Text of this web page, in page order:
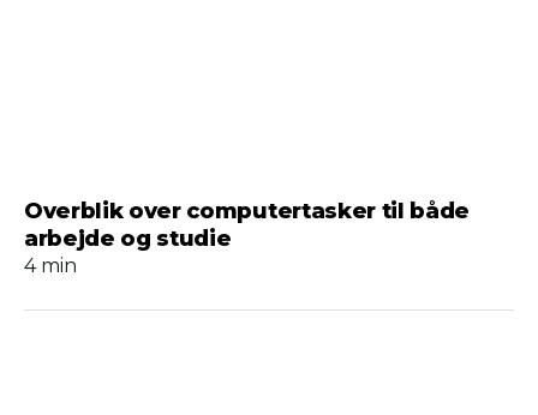
Overblik over computertasker til både
arbejde og studie
4 min